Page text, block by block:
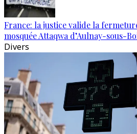
France: la justice valide la
mosquée Attaqwa d’Aulnay-sous-
Divers